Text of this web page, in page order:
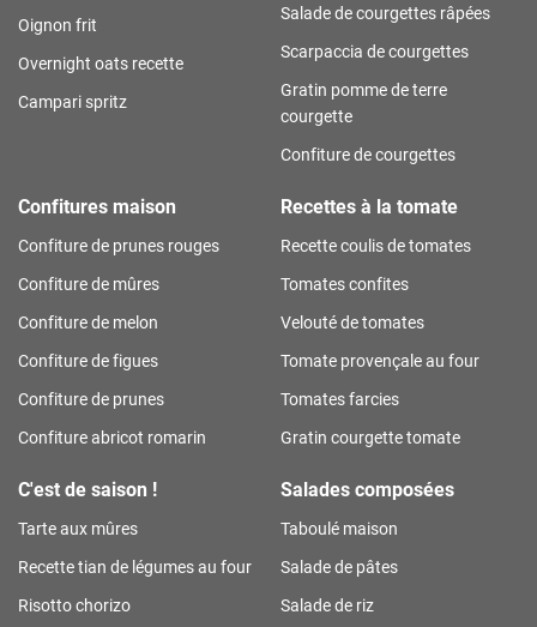
Oignon frit
Overnight oats recette
Campari spritz
Salade de courgettes râpées
Scarpaccia de courgettes
Gratin pomme de terre
courgette
Confiture de courgettes
Confitures maison
Confiture de prunes rouges
Confiture de mûres
Confiture de melon
Confiture de figues
Confiture de prunes
Confiture abricot romarin
Recettes à la tomate
Recette coulis de tomates
Tomates confites
Velouté de tomates
Tomate provençale au four
Tomates farcies
Gratin courgette tomate
C'est de saison !
Tarte aux mûres
Recette tian de légumes au four
Risotto chorizo
Salades composées
Taboulé maison
Salade de pâtes
Salade de riz